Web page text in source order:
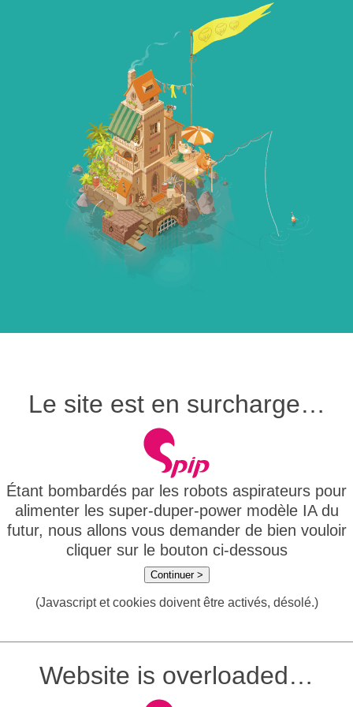
Le site est en surcharge…
Étant bombardés par les robots aspirateurs pour
alimenter les super-duper-power modèle IA du
futur, nous allons vous demander de bien vouloir
cliquer sur le bouton ci-dessous
Continuer >
(Javascript et cookies doivent être activés, désolé.)
Website is overloaded…